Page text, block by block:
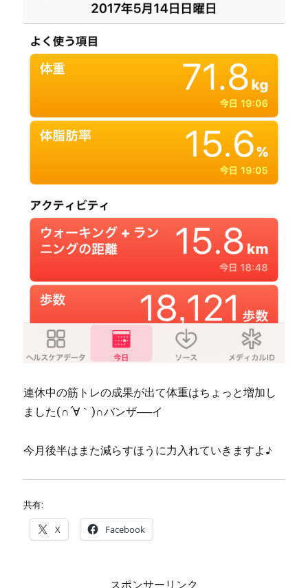
連休中の筋トレの成果が出て体重はちょっと増加し
ました(∩´∀｀)∩バンザ──イ
今月後半はまた減らすほうに力入れていきますよ♪
共有:
X Facebook
スポンサーリンク